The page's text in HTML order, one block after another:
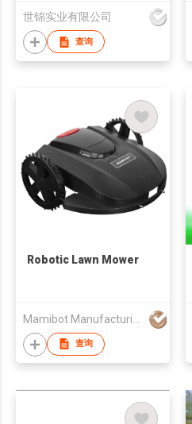
世锦实业有限公司
查询
Robotic Lawn Mower
查询